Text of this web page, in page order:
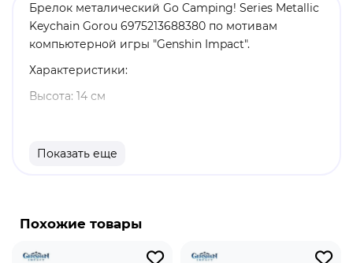
Брелок металический Go Camping! Series Metallic
Keychain Gorou 6975213688380 по мотивам
компьютерной игры "Genshin Impact".
Характеристики:
Высота: 14 см
Оригинальный и официально лицензированный
Горо - географический персонаж в "Genshin
сотни битв. Несмотря на свое звание и боевой
Показать еще
Похожие товары